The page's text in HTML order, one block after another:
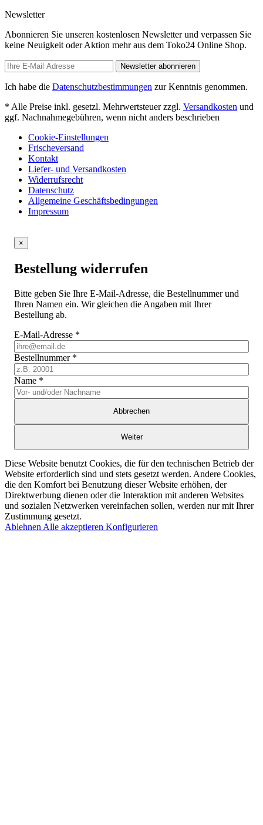
Newsletter
Abonnieren Sie unseren kostenlosen Newsletter und verpassen Sie
keine Neuigkeit oder Aktion mehr aus dem Toko24 Online Shop.
Newsletter abonnieren
Ich habe die Datenschutzbestimmungen zur Kenntnis genommen.
* Alle Preise inkl. gesetzl. Mehrwertsteuer zzgl. Versandkosten und
ggf. Nachnahmegebühren, wenn nicht anders beschrieben
Cookie-Einstellungen
Frischeversand
Kontakt
Liefer- und Versandkosten
Widerrufsrecht
Datenschutz
Allgemeine Geschäftsbedingungen
Impressum
×
Bestellung widerrufen
Bitte geben Sie Ihre E-Mail-Adresse, die Bestellnummer und
Ihren Namen ein. Wir gleichen die Angaben mit Ihrer
Bestellung ab.
E-Mail-Adresse *
Bestellnummer *
Name *
Abbrechen
Weiter
Diese Website benutzt Cookies, die für den technischen Betrieb der
Website erforderlich sind und stets gesetzt werden. Andere Cookies,
die den Komfort bei Benutzung dieser Website erhöhen, der
Direktwerbung dienen oder die Interaktion mit anderen Websites
und sozialen Netzwerken vereinfachen sollen, werden nur mit Ihrer
Zustimmung gesetzt.
Ablehnen Alle akzeptieren Konfigurieren